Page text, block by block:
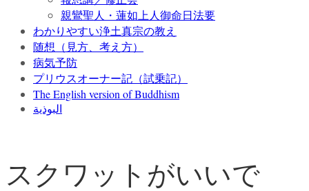
親鸞聖人・蓮如上人御命日法要
わかりやすい浄土真宗の教え
随想（見方、考え方）
病気予防
プリウスオーナー記（試乗記）
The English version of Buddhism
البوذية
スクワットがいいで